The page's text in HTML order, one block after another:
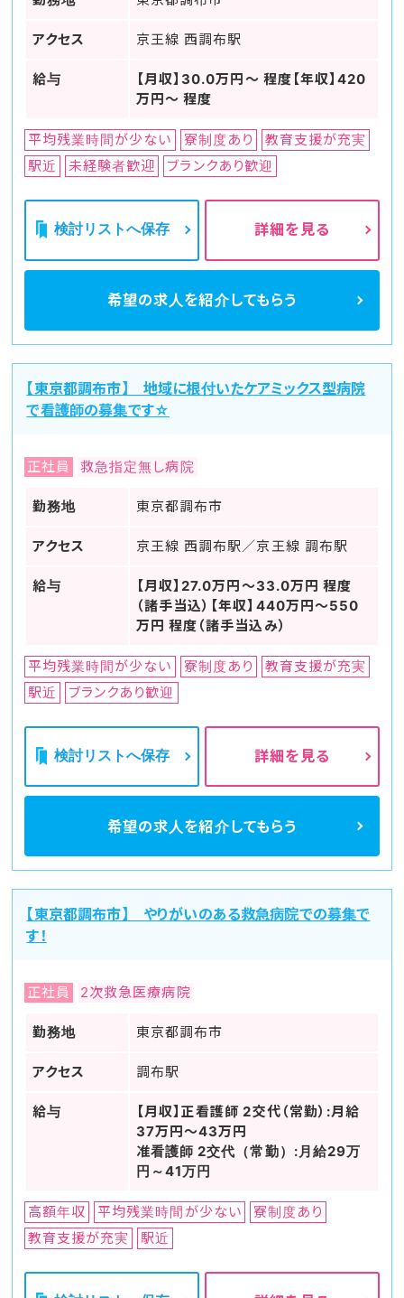
アクセス 京王線 西調布駅
給与
【月収】30.0万円～ 程度【年収】420
万円～ 程度
平均残業時間が少ない 寮制度あり
教育支援が充実
駅近
未経験者歓迎 ブランクあり歓迎
検討リストへ保存 詳細を見る
希望の求人を紹介してもらう
【東京都調布市】 地域に根付いたケアミックス型病院
で看護師の募集です☆
正社員 救急指定無し病院
勤務地 東京都調布市
アクセス 京王線 西調布駅／京王線 調布駅
給与
【月収】27.0万円～33.0万円 程度
（諸手当込）【年収】440万円～550
万円 程度（諸手当込み）
平均残業時間が少ない 寮制度あり
教育支援が充実
駅近
ブランクあり歓迎
検討リストへ保存 詳細を見る
希望の求人を紹介してもらう
【東京都調布市】 やりがいのある救急病院での募集で
す！
正社員 2次救急医療病院
勤務地 東京都調布市
アクセス 調布駅
給与
【月収】正看護師 2交代（常勤）:月給
37万円～43万円
准看護師 2交代（常勤）:月給29万
円～41万円
高額年収 平均残業時間が少ない
寮制度あり
教育支援が充実
駅近